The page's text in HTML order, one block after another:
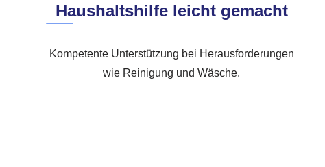
Haushaltshilfe leicht gemacht
Kompetente Unterstützung bei Herausforderungen
wie Reinigung und Wäsche.